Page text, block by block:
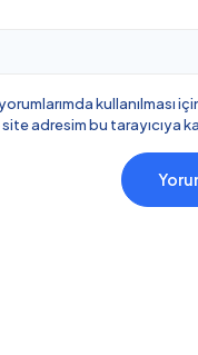
kullanılması
adresim bu tarayıcıya